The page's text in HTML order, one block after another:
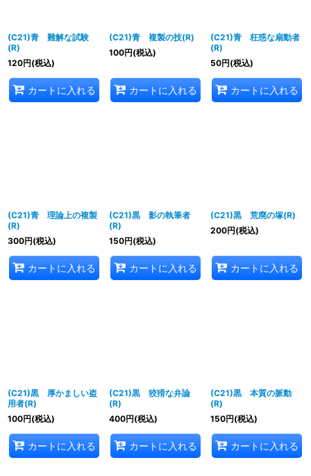
(C21)青 難解な試験
(R)
120円(税込)
カートに入れる
(C21)青 複製の技(R)
100円(税込)
カートに入れる
(C21)青 枉惑な扇動者
(R)
50円(税込)
カートに入れる
(C21)青 理論上の複製
(R)
300円(税込)
カートに入れる
(C21)黒 影の執筆者
(R)
150円(税込)
カートに入れる
(C21)黒 荒廃の塚(R)
200円(税込)
カートに入れる
(C21)黒 厚かましい盗
用者(R)
100円(税込)
カートに入れる
(C21)黒 狡猾な弁論
(R)
400円(税込)
カートに入れる
(C21)黒 本質の脈動
(R)
150円(税込)
カートに入れる